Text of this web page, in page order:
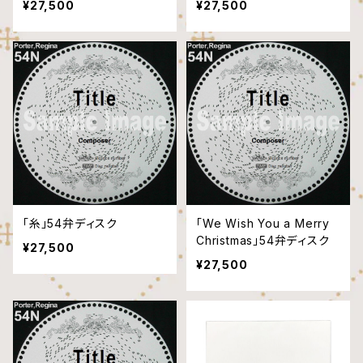
¥27,500 ¥27,500
「糸」54弁ディスク
¥27,500
「We Wish You a Merry
Christmas」54弁ディスク
¥27,500